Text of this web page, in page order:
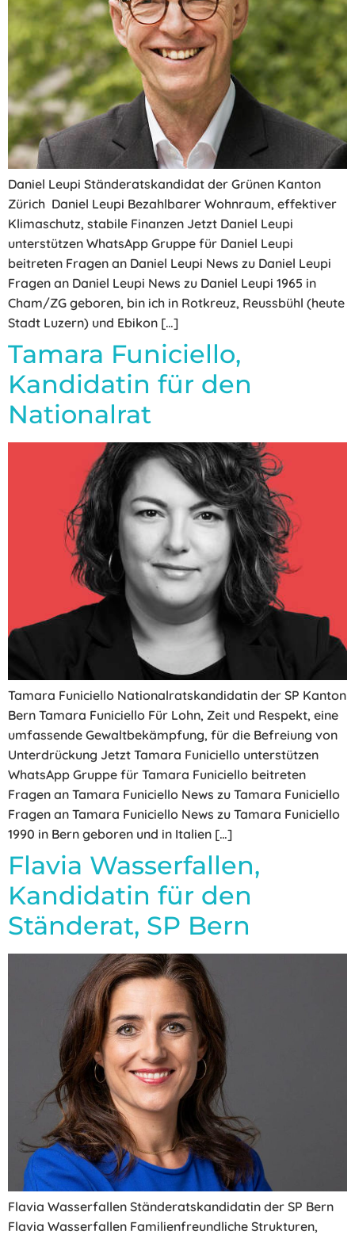
Daniel Leupi Ständeratskandidat der Grünen Kanton
Zürich Daniel Leupi Bezahlbarer Wohnraum, effektiver
Klimaschutz, stabile Finanzen Jetzt Daniel Leupi
unterstützen WhatsApp Gruppe für Daniel Leupi
beitreten Fragen an Daniel Leupi News zu Daniel Leupi
Fragen an Daniel Leupi News zu Daniel Leupi 1965 in
Cham/ZG geboren, bin ich in Rotkreuz, Reussbühl (heute
Stadt Luzern) und Ebikon […]
Tamara Funiciello,
Kandidatin für den
Nationalrat
Tamara Funiciello Nationalratskandidatin der SP Kanton
Bern Tamara Funiciello Für Lohn, Zeit und Respekt, eine
umfassende Gewaltbekämpfung, für die Befreiung von
Unterdrückung Jetzt Tamara Funiciello unterstützen
WhatsApp Gruppe für Tamara Funiciello beitreten
Fragen an Tamara Funiciello News zu Tamara Funiciello
Fragen an Tamara Funiciello News zu Tamara Funiciello
1990 in Bern geboren und in Italien […]
Flavia Wasserfallen,
Kandidatin für den
Ständerat, SP Bern
Flavia Wasserfallen Ständeratskandidatin der SP Bern
Flavia Wasserfallen Familienfreundliche Strukturen,